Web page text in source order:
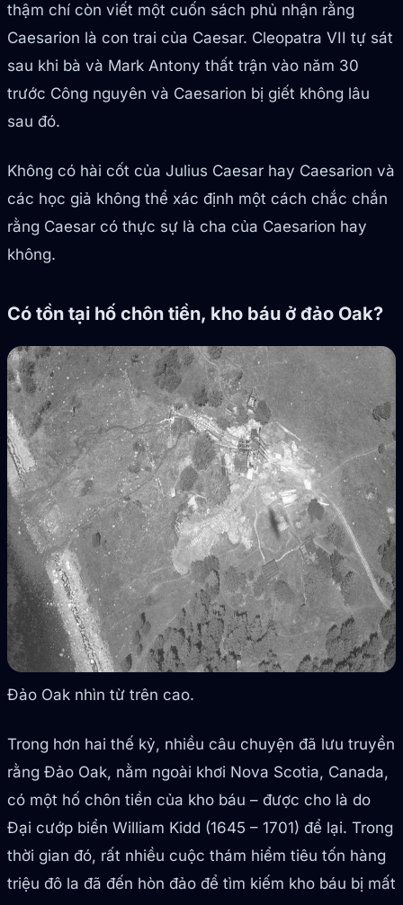
thậm chí còn viết một cuốn sách phủ nhận rằng
Caesarion là con trai của Caesar. Cleopatra VII tự sát
sau khi bà và Mark Antony thất trận vào năm 30
trước Công nguyên và Caesarion bị giết không lâu
sau đó.
Không có hài cốt của Julius Caesar hay Caesarion và
các học giả không thể xác định một cách chắc chắn
rằng Caesar có thực sự là cha của Caesarion hay
không.
Có tồn tại hố chôn tiền, kho báu ở đảo Oak?
Đảo Oak nhìn từ trên cao.
Trong hơn hai thế kỷ, nhiều câu chuyện đã lưu truyền
rằng Đảo Oak, nằm ngoài khơi Nova Scotia, Canada,
có một hố chôn tiền của kho báu – được cho là do
Đại cướp biển William Kidd (1645 – 1701) để lại. Trong
thời gian đó, rất nhiều cuộc thám hiểm tiêu tốn hàng
triệu đô la đã đến hòn đảo để tìm kiếm kho báu bị mất